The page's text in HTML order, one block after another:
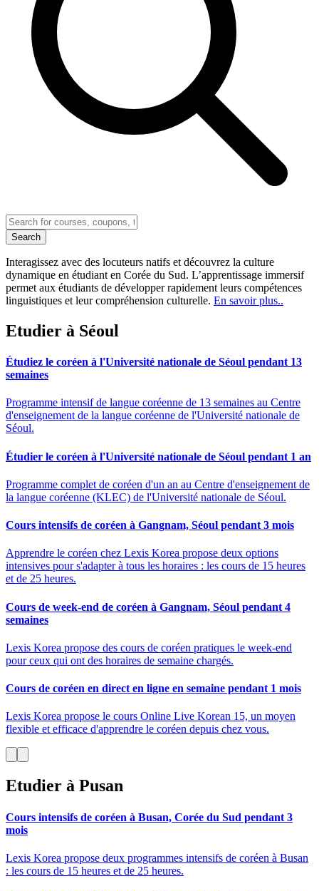
Search
Interagissez avec des locuteurs natifs et découvrez la culture
dynamique en étudiant en Corée du Sud. L’apprentissage immersif
permet aux étudiants de développer rapidement leurs compétences
linguistiques et leur compréhension culturelle. En savoir plus..
Etudier à Séoul
Étudiez le coréen à l'Université nationale de Séoul pendant 13
semaines
Programme intensif de langue coréenne de 13 semaines au Centre
d'enseignement de la langue coréenne de l'Université nationale de
Séoul.
Étudier le coréen à l'Université nationale de Séoul pendant 1 an
Programme complet de coréen d'un an au Centre d'enseignement de
la langue coréenne (KLEC) de l'Université nationale de Séoul.
Cours intensifs de coréen à Gangnam, Séoul pendant 3 mois
Apprendre le coréen chez Lexis Korea propose deux options
intensives pour s'adapter à tous les horaires : les cours de 15 heures
et de 25 heures.
Cours de week-end de coréen à Gangnam, Séoul pendant 4
semaines
Lexis Korea propose des cours de coréen pratiques le week-end
pour ceux qui ont des horaires de semaine chargés.
Cours de coréen en direct en ligne en semaine pendant 1 mois
Lexis Korea propose le cours Online Live Korean 15, un moyen
flexible et efficace d'apprendre le coréen depuis chez vous.
Etudier à Pusan
Cours intensifs de coréen à Busan, Corée du Sud pendant 3
mois
Lexis Korea propose deux programmes intensifs de coréen à Busan
: les cours de 15 heures et de 25 heures.